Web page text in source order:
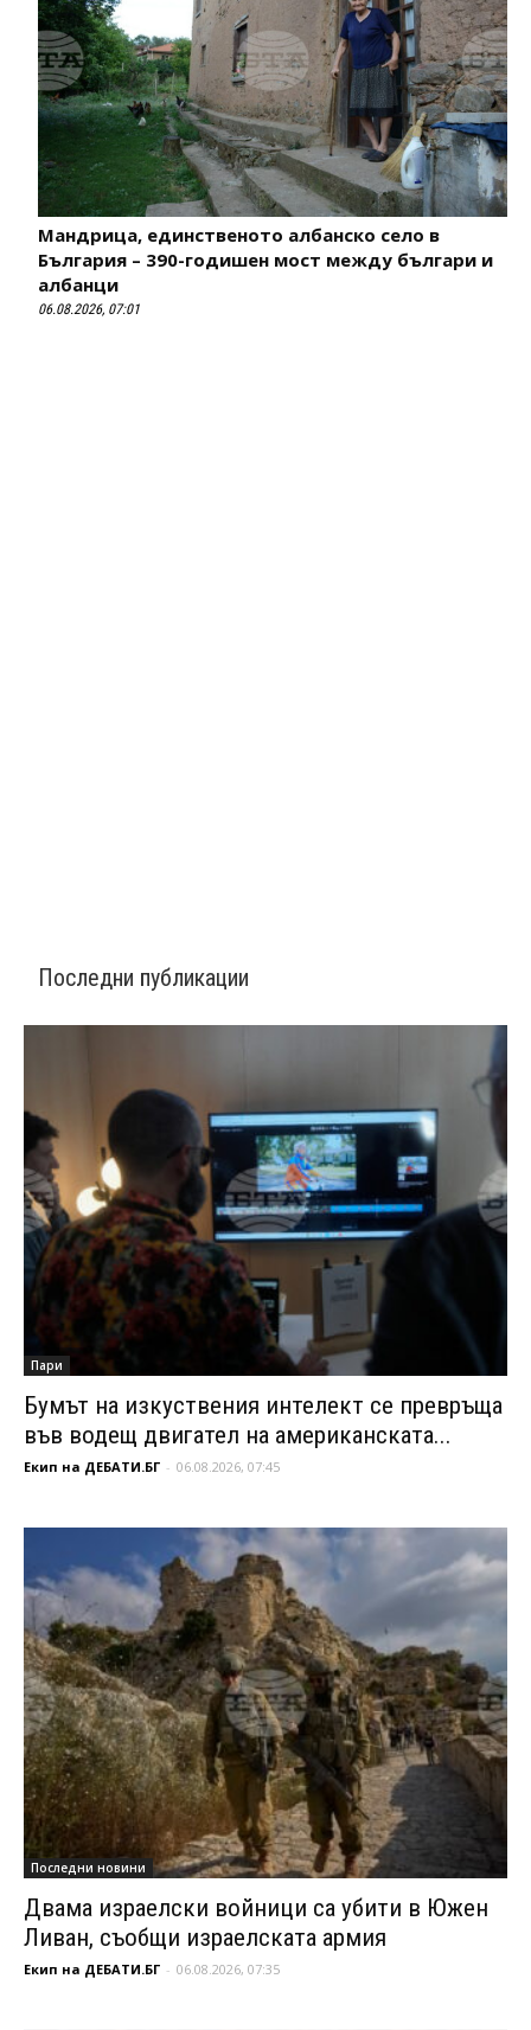
Мандрица, единственото албанско село в
България – 390-годишен мост между българи и
албанци
06.08.2026, 07:01
Последни публикации
Пари
Бумът на изкуствения интелект се превръща
във водещ двигател на американската...
Екип на ДЕБАТИ.БГ - 06.08.2026, 07:45
Последни новини
Двама израелски войници са убити в Южен
Ливан, съобщи израелската армия
Екип на ДЕБАТИ.БГ - 06.08.2026, 07:35